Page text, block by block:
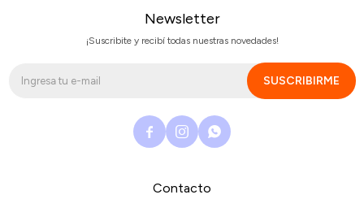
Contacto
Newsletter
¡Suscribite y recibí todas nuestras novedades!
SUSCRIBIRME
  